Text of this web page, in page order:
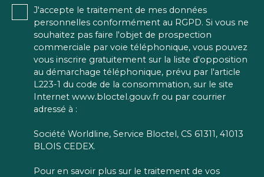
J'accepte le traitement de mes données
personnelles conformément au RGPD. Si vous ne
souhaitez pas faire l'objet de prospection
commerciale par voie téléphonique, vous pouvez
vous inscrire gratuitement sur la liste d'opposition
au démarchage téléphonique, prévu par l'article
L223-1 du code de la consommation, sur le site
Internet www.bloctel.gouv.fr ou par courrier
adressé à :
Société Worldline, Service Bloctel, CS 61311, 41013
BLOIS CEDEX.
Pour en savoir plus sur le traitement de vos